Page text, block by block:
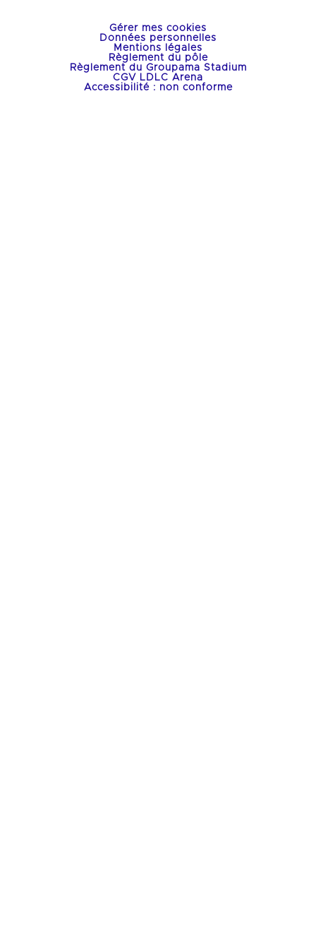
Gérer mes cookies
Données personnelles
Mentions légales
Règlement du pôle
Règlement du Groupama Stadium
CGV LDLC Arena
Accessibilité : non conforme